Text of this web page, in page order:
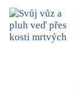
společnost
sport
středověk